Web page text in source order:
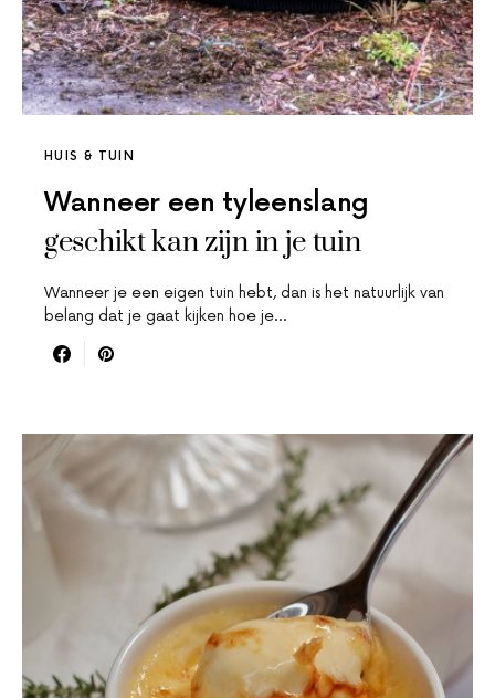
HUIS & TUIN
Wanneer een tyleenslang
geschikt kan zijn in je tuin
Wanneer je een eigen tuin hebt, dan is het natuurlijk van
belang dat je gaat kijken hoe je…